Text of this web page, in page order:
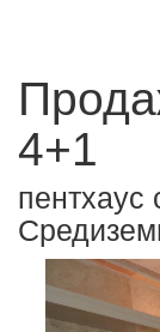
4+1
пентхаус